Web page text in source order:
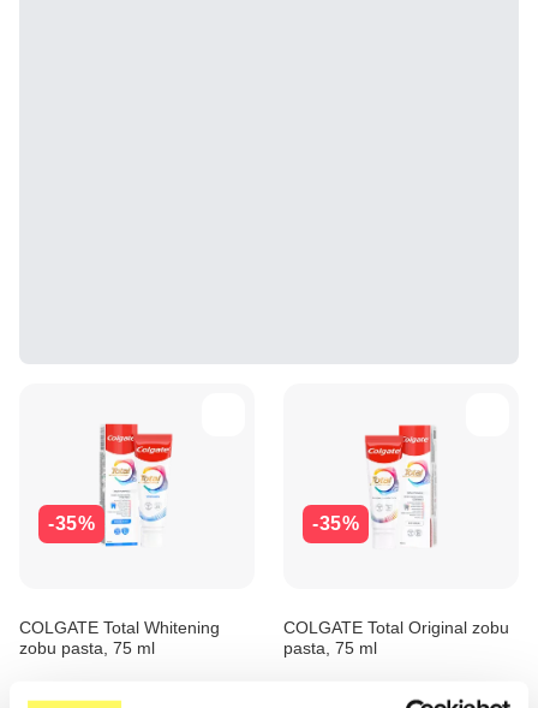
-35%
COLGATE Total Whitening
zobu pasta, 75 ml
-35%
COLGATE Total Original zobu
pasta, 75 ml